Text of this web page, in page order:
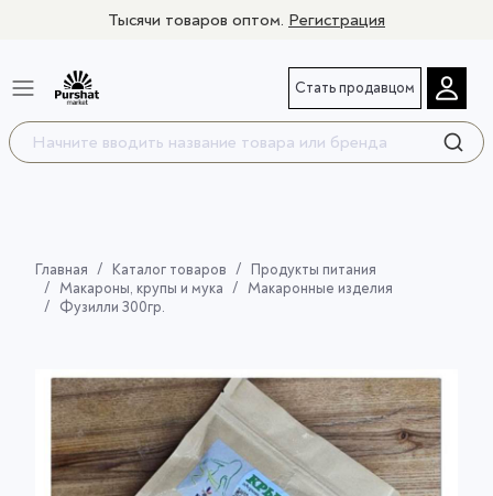
Тысячи товаров оптом. Регистрация
Стать продавцом
Главная Каталог товаров
Продукты питания
Макароны, крупы и мука
Макаронные изделия
Фузилли 300гр.